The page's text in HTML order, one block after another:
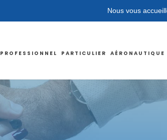
Nous vous accueillons dans nos
PROFESSIONNEL PARTICULIER AÉRONAUTIQUE